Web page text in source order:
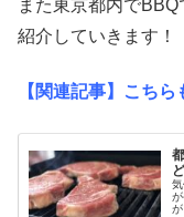
また東京都内で
紹介していきます！
【関連記事】こちら